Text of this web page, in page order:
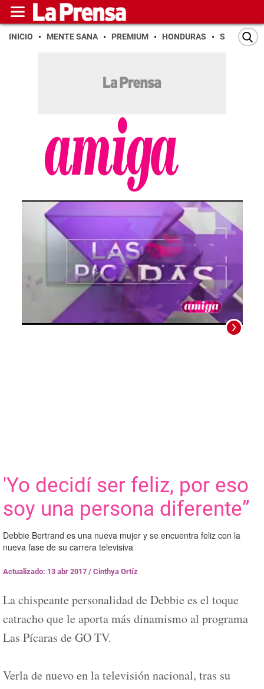
INICIO MENTE SANA PREMIUM HONDURAS SAN PEDRO
'Yo decidí ser feliz, por eso
soy una persona diferente”
Debbie Bertrand es una nueva mujer y se encuentra feliz con la
nueva fase de su carrera televisiva
Actualizado: 13 abr 2017 / Cinthya Ortíz
La chispeante personalidad de Debbie es el toque
catracho que le aporta más dinamismo al programa
Las Pícaras de GO TV.
Verla de nuevo en la televisión nacional, tras su